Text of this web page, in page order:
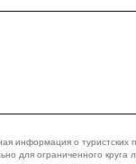
информация о туристских
для ограниченного